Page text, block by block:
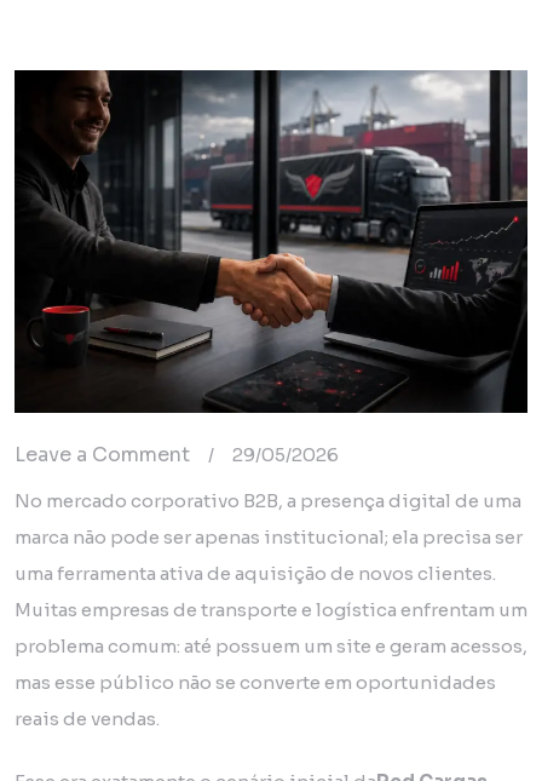
Leave a Comment /
29/05/2026
No mercado corporativo B2B, a presença digital de uma
marca não pode ser apenas institucional; ela precisa ser
uma ferramenta ativa de aquisição de novos clientes.
Muitas empresas de transporte e logística enfrentam um
problema comum: até possuem um site e geram acessos,
mas esse público não se converte em oportunidades
reais de vendas.